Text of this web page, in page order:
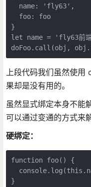
  name: 'fly63',
  foo: foo
}
let name = 'fly63前
上段代码我们虽然使
果却是没有用的。
虽然显式绑定本身不能
可以通过变通的方式来
硬绑定：
function foo() {
}